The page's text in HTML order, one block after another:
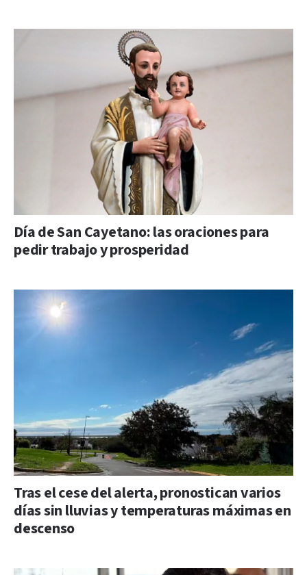
Día de San Cayetano: las oraciones para
pedir trabajo y prosperidad
Tras el cese del alerta, pronostican varios
días sin lluvias y temperaturas máximas en
descenso